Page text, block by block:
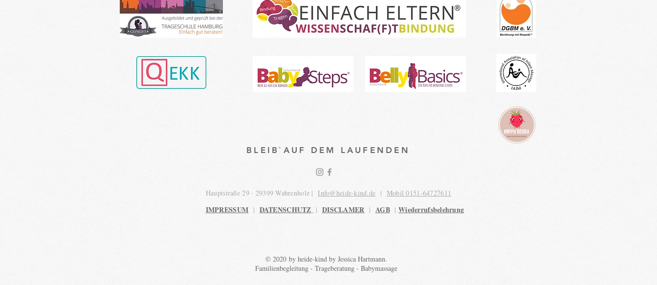
BLEIB`AUF DEM LAUFENDEN
Hauptstraße 29 · 29399 Wahrenholz | Info@heide-kind.de | Mobil 0151-64727611
IMPRESSUM | DATENSCHUTZ |DISCLAMER | AGB | Wiederrufsbelehrung
© 2020 by heide-kind by Jessica Hartmann.
Familienbegleitung - Trageberatung - Babymassage